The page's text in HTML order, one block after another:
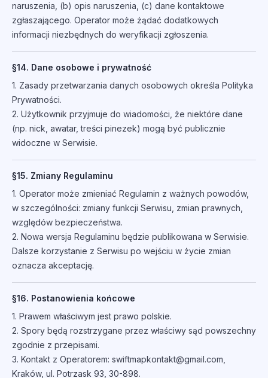
naruszenia, (b) opis naruszenia, (c) dane kontaktowe
zgłaszającego. Operator może żądać dodatkowych
informacji niezbędnych do weryfikacji zgłoszenia.
§14. Dane osobowe i prywatność
1. Zasady przetwarzania danych osobowych określa Polityka
Prywatności.
2. Użytkownik przyjmuje do wiadomości, że niektóre dane
(np. nick, awatar, treści pinezek) mogą być publicznie
widoczne w Serwisie.
§15. Zmiany Regulaminu
1. Operator może zmieniać Regulamin z ważnych powodów,
w szczególności: zmiany funkcji Serwisu, zmian prawnych,
względów bezpieczeństwa.
2. Nowa wersja Regulaminu będzie publikowana w Serwisie.
Dalsze korzystanie z Serwisu po wejściu w życie zmian
oznacza akceptację.
§16. Postanowienia końcowe
1. Prawem właściwym jest prawo polskie.
2. Spory będą rozstrzygane przez właściwy sąd powszechny
zgodnie z przepisami.
3. Kontakt z Operatorem: swiftmapkontakt@gmail.com,
Kraków, ul. Potrzask 93, 30-898.